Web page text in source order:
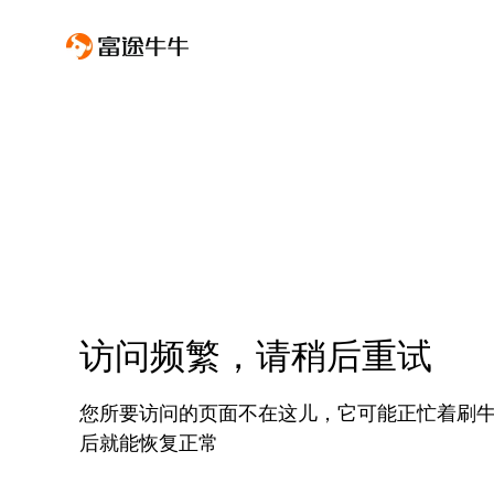
访问频繁，请稍后重试
您所要访问的页面不在这儿，它可能正忙着刷
后就能恢复正常